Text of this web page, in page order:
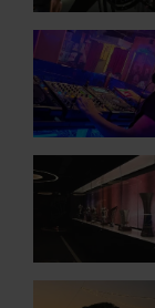
in
València
Gratis
DJ-
sessies
tijdens
zomernachten
in
Radio
Valencia
Basket
Museum
Tour
in